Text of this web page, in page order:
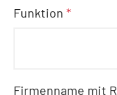
Funktion*
Firmenname mit